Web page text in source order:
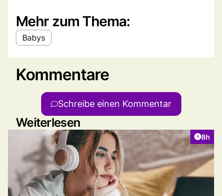
Mehr zum Thema:
Babys
Kommentare
Schreibe einen Kommentar
Weiterlesen
8h